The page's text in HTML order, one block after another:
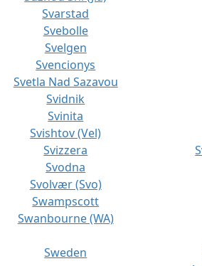
Svarstad
Svebolle
Svelgen
Svencionys
Svetla Nad Sazavou
Svidnik
Svinita
Svishtov (Vel)
Svizzera
Svodna
Svolvær (Svo)
Swampscott
Swanbourne (WA)
Sweden